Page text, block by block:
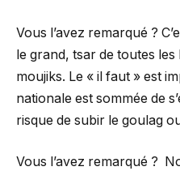
Vous l’avez remarqué ?
le grand, tsar de toutes les
moujiks. Le « il faut » est
nationale est sommée de
risque de subir le goulag
Vous l’avez remarqué ?